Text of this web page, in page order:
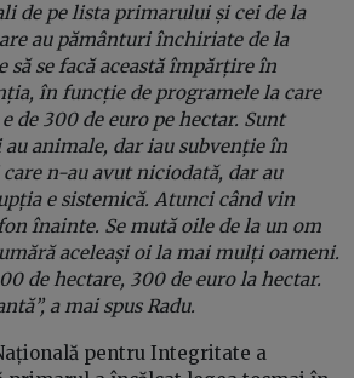
de pe lista primarului și cei de la
au pământuri închiriate de la
se facă această împărțire în
în funcție de programele la care
de 300 de euro pe hectar. Sunt
animale, dar iau subvenție în
n-au avut niciodată, dar au
e sistemică. Atunci când vin
înainte. Se mută oile de la un om
aceleași oi la mai mulți oameni.
de hectare, 300 de euro la hectar.
a mai spus Radu.
pentru Integritate a